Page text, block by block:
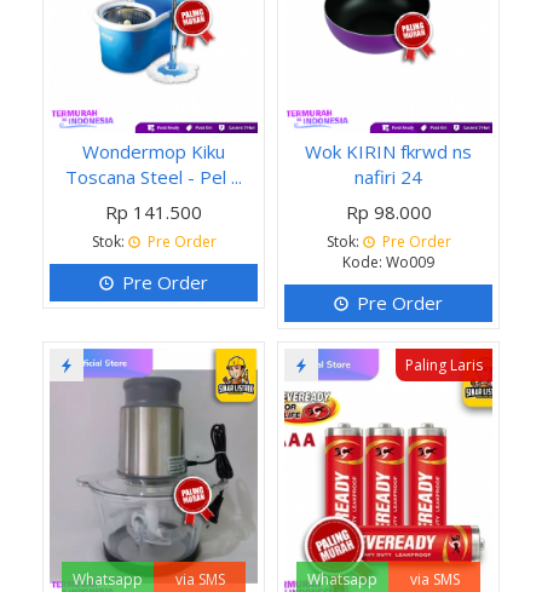
Wondermop Kiku
Toscana Steel - Pel ...
Rp 141.500
Stok: Pre Order
Pre Order
Wok KIRIN fkrwd ns
nafiri 24
Rp 98.000
Stok:
Pre Order
Kode: Wo009
Pre Order
Whatsapp via SMS
Paling Laris
Whatsapp via SMS